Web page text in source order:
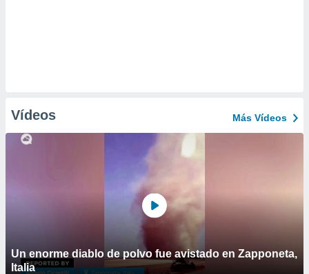
Vídeos Más Vídeos
Un enorme diablo de polvo fue avistado en Zapponeta,
Italia